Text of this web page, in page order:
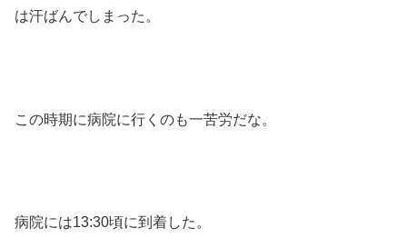
は汗ばんでしまった。
この時期に病院に行くのも一苦労だな。
病院には13:30頃に到着した。